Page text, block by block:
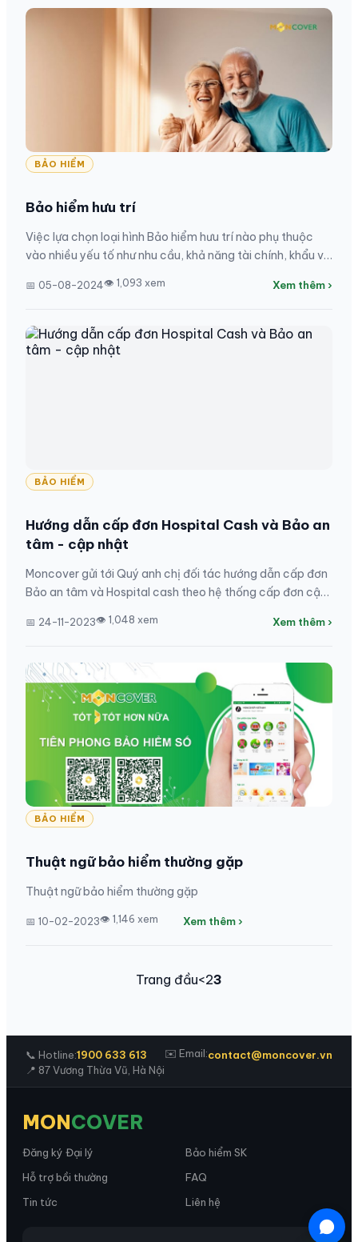
BẢO HIỂM
Bảo hiểm hưu trí
Việc lựa chọn loại hình Bảo hiểm hưu trí nào phụ thuộc
vào nhiều yếu tố như nhu cầu, khả năng tài chính, khẩu vị
📅 05-08-2024👁 1,093 xem Xem thêm ›
BẢO HIỂM
Hướng dẫn cấp đơn Hospital Cash và Bảo an
tâm - cập nhật
Moncover gửi tới Quý anh chị đối tác hướng dẫn cấp đơn
Bảo an tâm và Hospital cash theo hệ thống cấp đơn cập
📅 24-11-2023👁 1,048 xem Xem thêm ›
BẢO HIỂM
Thuật ngữ bảo hiểm thường gặp
Thuật ngữ bảo hiểm thường gặp
📅 10-02-2023👁 1,146 xem Xem thêm ›
Trang đầu<23
📞 Hotline:1900 633 613 ✉️ Email:contact@moncover.vn
📍 87 Vương Thừa Vũ, Hà Nội
MONCOVER
Đăng ký Đại lý
Bảo hiểm SK
Hỗ trợ bồi thường
FAQ
Tin tức
Liên hệ